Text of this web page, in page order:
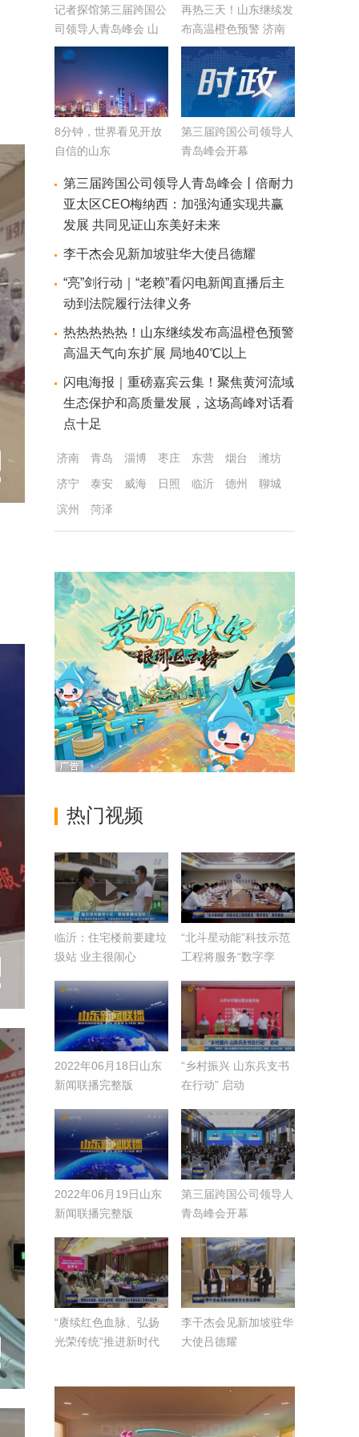
记者探馆第三届跨国公
司领导人青岛峰会 山
东预制菜走进峰会专场
活动先睹为快
再热三天！山东继续发
布高温橙色预警 济南
等6市最高气温40℃以
上
8分钟，世界看见开放
自信的山东
第三届跨国公司领导人
青岛峰会开幕
第三届跨国公司领导人青岛峰会丨倍耐力
亚太区CEO梅纳西：加强沟通实现共赢
发展 共同见证山东美好未来
李干杰会见新加坡驻华大使吕德耀
“亮”剑行动｜“老赖”看闪电新闻直播后主
动到法院履行法律义务
热热热热热！山东继续发布高温橙色预警
高温天气向东扩展 局地40℃以上
闪电海报｜重磅嘉宾云集！聚焦黄河流域
生态保护和高质量发展，这场高峰对话看
点十足
济南 青岛 淄博 枣庄 东营 烟台
潍坊
济宁
泰安 威海 日照 临沂 德州
聊城
滨州
菏泽
热门视频
临沂：住宅楼前要建垃
圾站 业主很闹心
“北斗星动能”科技示范
工程将服务“数字孪
2022年06月18日山东
新闻联播完整版
“乡村振兴 山东兵支书
在行动” 启动
2022年06月19日山东
新闻联播完整版
第三届跨国公司领导人
青岛峰会开幕
“赓续红色血脉、弘扬
光荣传统”推进新时代
李干杰会见新加坡驻华
大使吕德耀